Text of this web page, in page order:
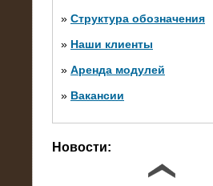
» Структура обозначения
» Наши клиенты
» Аренда модулей
» Вакансии
Новости: